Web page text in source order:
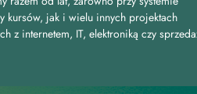
kursów, jak i wielu innych projektach
z internetem, IT, elektroniką czy